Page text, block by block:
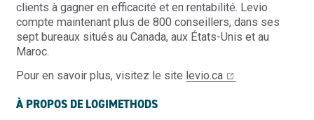
clients à gagner en efficacité et en rentabilité. Levio
compte maintenant plus de 800 conseillers, dans ses
sept bureaux situés au Canada, aux États-Unis et au
Maroc.
Pour en savoir plus, visitez le site levio.ca
À PROPOS DE LOGIMETHODS